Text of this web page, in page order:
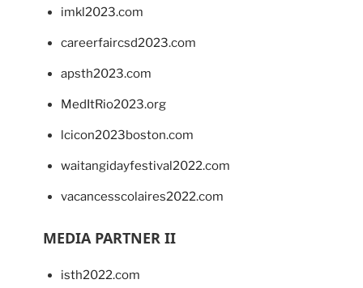
imkl2023.com
careerfaircsd2023.com
apsth2023.com
MedItRio2023.org
lcicon2023boston.com
waitangidayfestival2022.com
vacancesscolaires2022.com
MEDIA PARTNER II
isth2022.com